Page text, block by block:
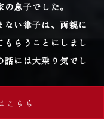
こちら
息子でした。
い律子は、両親に
もらうことにしまし
話には大乗り気でし
と付き合うように